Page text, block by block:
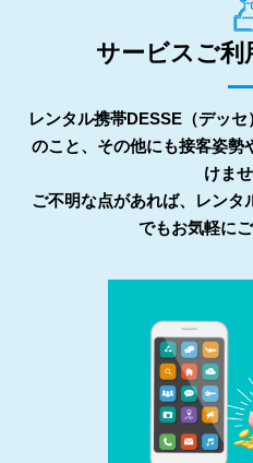
サービスご利
レンタル携帯DESSE（デッ
のこと、その他にも接客姿勢
けませ
ご不明な点があれば、レンタ
でもお気軽に